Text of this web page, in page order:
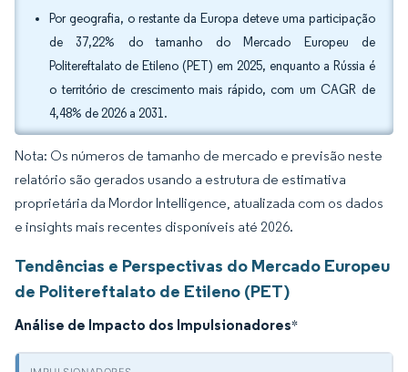
Por geografia, o restante da Europa deteve uma participação
de 37,22% do tamanho do Mercado Europeu de
Politereftalato de Etileno (PET) em 2025, enquanto a Rússia é
o território de crescimento mais rápido, com um CAGR de
4,48% de 2026 a 2031.
Nota: Os números de tamanho de mercado e previsão neste
relatório são gerados usando a estrutura de estimativa
proprietária da Mordor Intelligence, atualizada com os dados
e insights mais recentes disponíveis até 2026.
Tendências e Perspectivas do Mercado Europeu
de Politereftalato de Etileno (PET)
Análise de Impacto dos Impulsionadores*